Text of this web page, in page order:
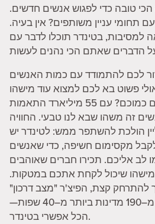
טובה כדי לפגוש אנשים חדשים.
תחומי עניין משותפים? אין בעיה.
למסיבות, בטינדר תוכלו לדבר עם
לכם להתמודד עם כמות האנשים
פשוט בא לכם למצוא עוד מישהו
שאכפת לו משינוי האקלים כמוכם? עם 55 מיליארד התאמות
זה משהו שבא לנו טבעי. החוויה
הולכת להשתפר ממש: לטינדר יש
מקסימום חשיפה, כדי שאנשים
לב אליכם. תכירו חברים שאוהבים
שיכול לקחת אתכם במטקות.
להתרחק קצת, הפיצ'ר "מצב דרכון"
יכול לקחת אתכם ליותר מ–190 מדינות ביותר מ–40 שפות—
הכל אפשרי בטינדר.